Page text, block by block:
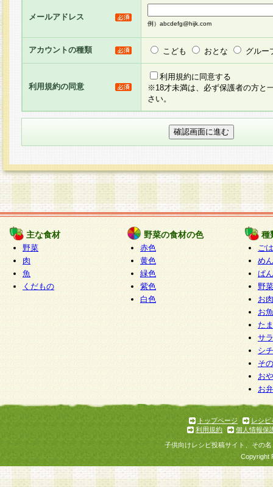
し、その結果を当社が集計・分析その他の利用を
るものです。なお、本サービスは、それぞれの目
員に対して本サービスの依頼を行うこともあり、
た全ての会員に対して本サービスの依頼をすると
りま す。
3.当社は、会員の事前の承諾を得ることなく、当
方 法・手段にて、本規約を任意に制定、変更ま
きるものとします。改定後の本規約等は、本規約
に掲示したときに、その 他の諸規定については
てその効力を生じるものとします。
4.本規約は、会員登録希望者による会員登録手続
の当社による会員登録の承認が完了した時点で会
たものとみなされ、会員に対して適用されるもの
5.当社がお聞きする個人情報は、すべて会員登録
で提 供いただいたものと考えております。従っ
自らの個人情報の提供を希望されない場合には、
をお預かりいたしません が、提供されないこと
商品やサービス等をご利用いただけない場合があ
了承ください。
6.当社は、お客様から当社が保有している個人情
加・ 利用停止等を求められた場合には、ご本人
て確認できた場合に限り、法令に準拠して合理的
いただきます。なお、開示 請求等の請求先は個
ります。
1.会員とは、本規約等を承諾のうえ、当社所定の
了し、当社が承認した者、グループとします。な
が以下に該当する場合は会員登録をすることがで
メールアドレス
例）abcdefg@hijk.com
アカウントの種類 こども おとな グルー
利用規約の同意
利用規約に同意する
※18才未満は、必ず保護者の方と
さい。
主な食材
野菜
肉
魚
くだもの
野菜の食材の色
赤色
黄色
緑色
紫色
白色
種
ご
めん
ぱん
野
お
お
た
サ
シ
そ
お
お
トップページ
レシピ
利用規約
個人情報保
子供向けレシピ投稿サイト、その
Copyright